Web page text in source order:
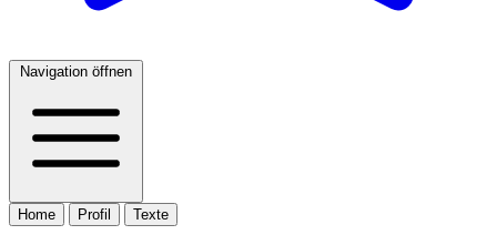
Navigation öffnen
Home Profil Texte